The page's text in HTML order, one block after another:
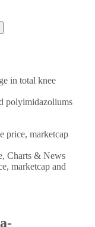
in total knee
polyimidazoliums
price, marketcap
Charts & News
marketcap and